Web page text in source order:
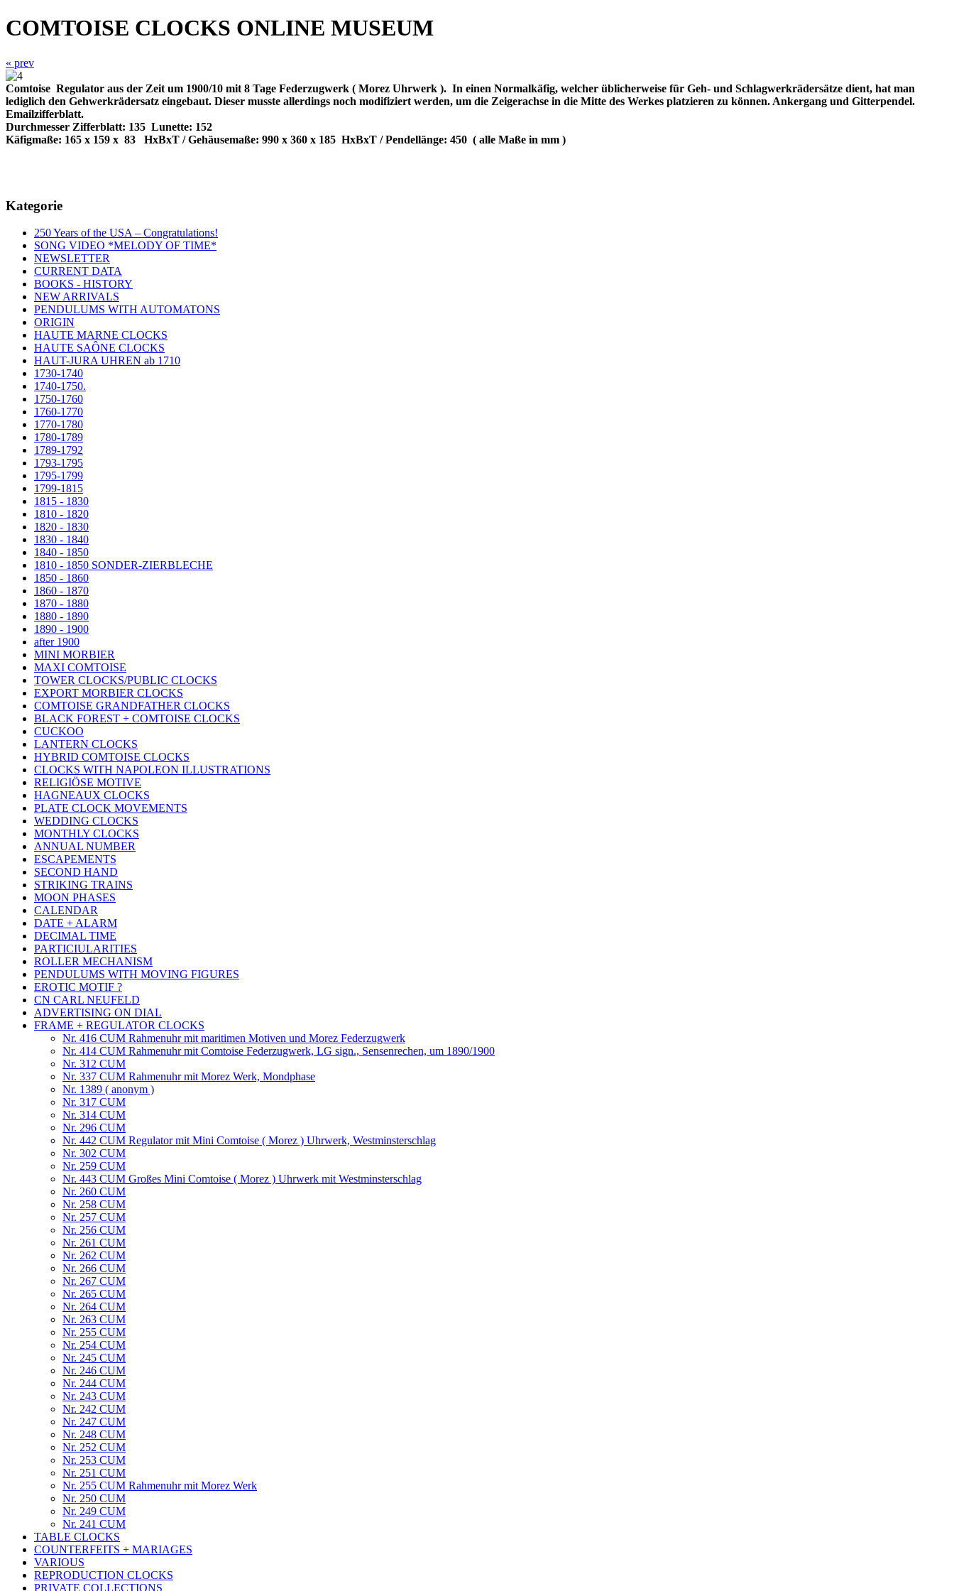
COMTOISE CLOCKS ONLINE MUSEUM
« prev
Comtoise Regulator aus der Zeit um 1900/10 mit 8 Tage Federzugwerk ( Morez Uhrwerk ). In einen Normalkäfig, welcher üblicherweise für Geh- und Schlagwerkrädersätze dient, hat man
lediglich den Gehwerkrädersatz eingebaut. Dieser musste allerdings noch modifiziert werden, um die Zeigerachse in die Mitte des Werkes platzieren zu können. Ankergang und Gitterpendel.
Emailzifferblatt.
Durchmesser Zifferblatt: 135 Lunette: 152
Käfigmaße: 165 x 159 x 83 HxBxT / Gehäusemaße: 990 x 360 x 185 HxBxT / Pendellänge: 450 ( alle Maße in mm )
Kategorie
250 Years of the USA – Congratulations!
SONG VIDEO *MELODY OF TIME*
NEWSLETTER
CURRENT DATA
BOOKS - HISTORY
NEW ARRIVALS
PENDULUMS WITH AUTOMATONS
ORIGIN
HAUTE MARNE CLOCKS
HAUTE SAÔNE CLOCKS
HAUT-JURA UHREN ab 1710
1730-1740
1740-1750.
1750-1760
1760-1770
1770-1780
1780-1789
1789-1792
1793-1795
1795-1799
1799-1815
1815 - 1830
1810 - 1820
1820 - 1830
1830 - 1840
1840 - 1850
1810 - 1850 SONDER-ZIERBLECHE
1850 - 1860
1860 - 1870
1870 - 1880
1880 - 1890
1890 - 1900
after 1900
MINI MORBIER
MAXI COMTOISE
TOWER CLOCKS/PUBLIC CLOCKS
EXPORT MORBIER CLOCKS
COMTOISE GRANDFATHER CLOCKS
BLACK FOREST + COMTOISE CLOCKS
CUCKOO
LANTERN CLOCKS
HYBRID COMTOISE CLOCKS
CLOCKS WITH NAPOLEON ILLUSTRATIONS
RELIGIÖSE MOTIVE
HAGNEAUX CLOCKS
PLATE CLOCK MOVEMENTS
WEDDING CLOCKS
MONTHLY CLOCKS
ANNUAL NUMBER
ESCAPEMENTS
SECOND HAND
STRIKING TRAINS
MOON PHASES
CALENDAR
DATE + ALARM
DECIMAL TIME
PARTICIULARITIES
ROLLER MECHANISM
PENDULUMS WITH MOVING FIGURES
EROTIC MOTIF ?
CN CARL NEUFELD
ADVERTISING ON DIAL
FRAME + REGULATOR CLOCKS
Nr. 416 CUM Rahmenuhr mit maritimen Motiven und Morez Federzugwerk
Nr. 414 CUM Rahmenuhr mit Comtoise Federzugwerk, LG sign., Sensenrechen, um 1890/1900
Nr. 312 CUM
Nr. 337 CUM Rahmenuhr mit Morez Werk, Mondphase
Nr. 1389 ( anonym )
Nr. 317 CUM
Nr. 314 CUM
Nr. 296 CUM
Nr. 442 CUM Regulator mit Mini Comtoise ( Morez ) Uhrwerk, Westminsterschlag
Nr. 302 CUM
Nr. 259 CUM
Nr. 443 CUM Großes Mini Comtoise ( Morez ) Uhrwerk mit Westminsterschlag
Nr. 260 CUM
Nr. 258 CUM
Nr. 257 CUM
Nr. 256 CUM
Nr. 261 CUM
Nr. 262 CUM
Nr. 266 CUM
Nr. 267 CUM
Nr. 265 CUM
Nr. 264 CUM
Nr. 263 CUM
Nr. 255 CUM
Nr. 254 CUM
Nr. 245 CUM
Nr. 246 CUM
Nr. 244 CUM
Nr. 243 CUM
Nr. 242 CUM
Nr. 247 CUM
Nr. 248 CUM
Nr. 252 CUM
Nr. 253 CUM
Nr. 251 CUM
Nr. 255 CUM Rahmenuhr mit Morez Werk
Nr. 250 CUM
Nr. 249 CUM
Nr. 241 CUM
TABLE CLOCKS
COUNTERFEITS + MARIAGES
VARIOUS
REPRODUCTION CLOCKS
PRIVATE COLLECTIONS